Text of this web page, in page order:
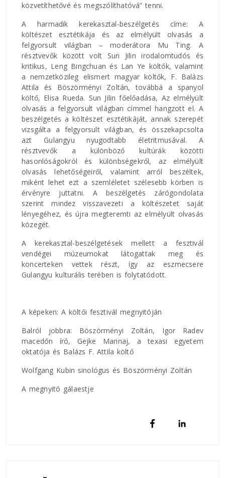
közvetíthetővé és megszólíthatóvá” tenni.
A harmadik kerekasztal-beszélgetés címe: A
költészet esztétikája és az elmélyült olvasás a
felgyorsult világban – moderátora Mu Ting. A
résztvevők között volt Sun Jilin irodalomtudós és
kritikus, Leng Bingchuan és Lan Ye költők, valamint
a nemzetközileg elismert magyar költők, F. Balázs
Attila és Böszörményi Zoltán, továbbá a spanyol
költő, Elisa Rueda. Sun Jilin főelőadása, Az elmélyült
olvasás a felgyorsult világban címmel hangzott el. A
beszélgetés a költészet esztétikáját, annak szerepét
vizsgálta a felgyorsult világban, és összekapcsolta
azt Gulangyu nyugodtabb életritmusával. A
résztvevők a különböző kultúrák közötti
hasonlóságokról és különbségekről, az elmélyült
olvasás lehetőségeiről, valamint arról beszéltek,
miként lehet ezt a szemléletet szélesebb körben is
érvényre juttatni. A beszélgetés zárógondolata
szerint mindez visszavezeti a költészetet saját
lényegéhez, és újra megteremti az elmélyült olvasás
közegét.
A kerekasztal-beszélgetések mellett a fesztivál
vendégei múzeumokat látogattak meg és
koncerteken vettek részt, így az eszmecsere
Gulangyu kulturális terében is folytatódott.
A képeken: A költői fesztivál megnyitóján
Balról jobbra: Böszörményi Zoltán, Igor Radev
macedón író, Gejke Marinaj, a texasi egyetem
oktatója és Balázs F. Attila költő
Wolfgang Kubin sinológus és Böszörményi Zoltán
A megnyitó gálaestje